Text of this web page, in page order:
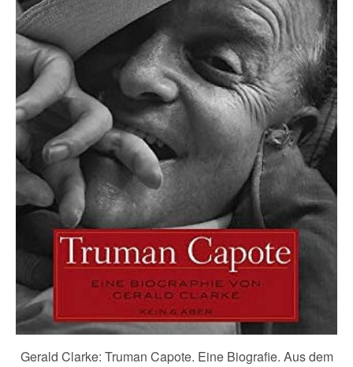
Gerald Clarke: Truman Capote. Eine Biografie. Aus dem